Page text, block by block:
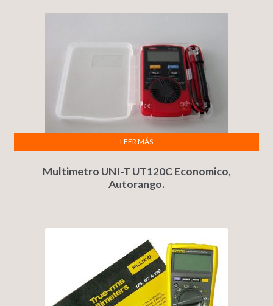
Multimetro UNI-T UT120C Economico,
Autorango.
LEER MÁS